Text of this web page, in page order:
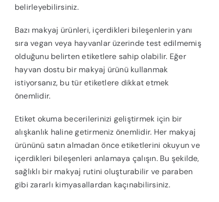
belirleyebilirsiniz.
Bazı makyaj ürünleri, içerdikleri bileşenlerin yanı
sıra vegan veya hayvanlar üzerinde test edilmemiş
olduğunu belirten etiketlere sahip olabilir. Eğer
hayvan dostu bir makyaj ürünü kullanmak
istiyorsanız, bu tür etiketlere dikkat etmek
önemlidir.
Etiket okuma becerilerinizi geliştirmek için bir
alışkanlık haline getirmeniz önemlidir. Her makyaj
ürününü satın almadan önce etiketlerini okuyun ve
içerdikleri bileşenleri anlamaya çalışın. Bu şekilde,
sağlıklı bir makyaj rutini oluşturabilir ve paraben
gibi zararlı kimyasallardan kaçınabilirsiniz.